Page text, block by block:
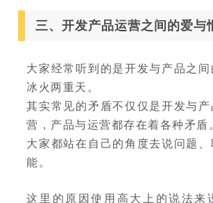
三、开发产品运营之间的爱与
大家经常听到的是开发与产品之
冰火两重天。
其实常见的矛盾不仅仅是开发与
营，产品与运营都存在着各种矛盾。
大家都站在自己的角度去说问题
能。
这里的原因使用高大上的说法来